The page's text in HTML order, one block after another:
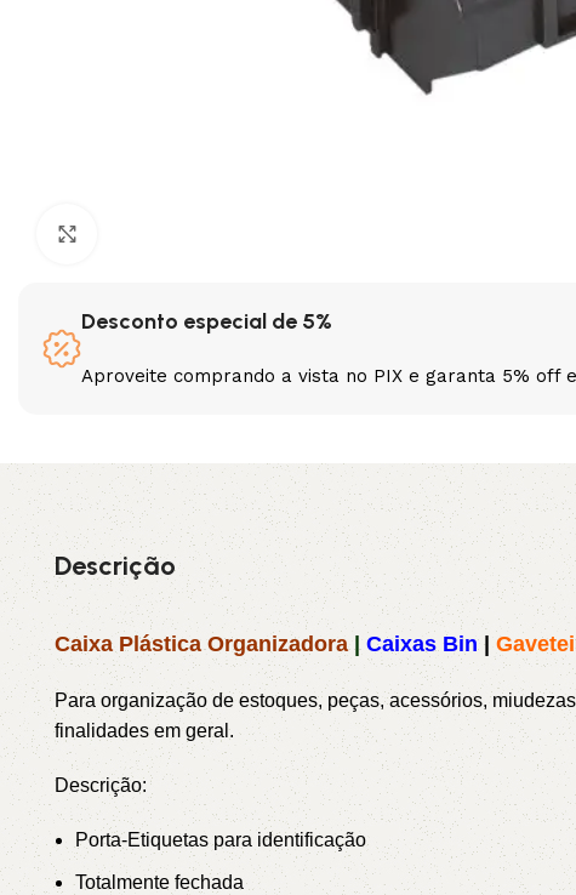
Desconto especial de 5%
Aproveite comprando a vista no PIX e garanta 5% off
Descrição
Caixa Plástica Organizadora |Caixas Bin |
Para organização de estoques, peças, acessórios,
finalidades em geral.
Descrição:
Porta-Etiquetas para identificação
Totalmente fechada